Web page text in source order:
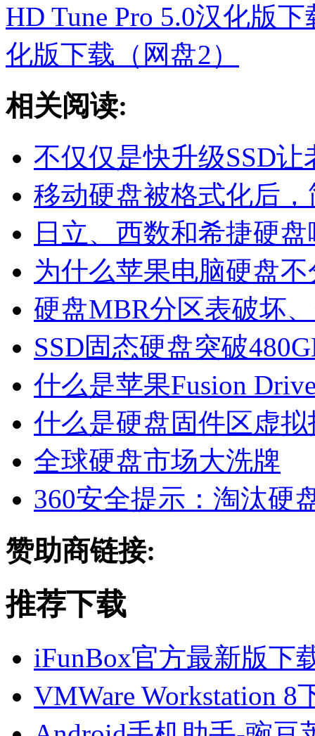
HD Tune Pro 5.0汉化版
化版下载（网盘2）
相关阅读:
不仅仅是快升级SSD
移动硬盘被格式化后
日立、西数和希捷硬
为什么苹果电脑硬盘
硬盘MBR分区表破坏
SSD固态硬盘突破
什么是苹果Fusion
什么是硬盘固件区虚
全球硬盘市场大洗牌
360安全提示：淘汰硬
赞助商链接:
推荐下载
iFunBox官方最新版下
VMWare Workstation